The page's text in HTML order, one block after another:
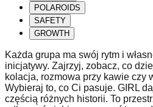
POLAROIDS
SAFETY
GROWTH
Każda grupa ma swój rytm i
inicjatywy. Zajrzyj, zobacz, co
kolacja, rozmowa przy kawie czy
Wybieraj to, co Ci pasuje. GIRL
częścią różnych historii. To